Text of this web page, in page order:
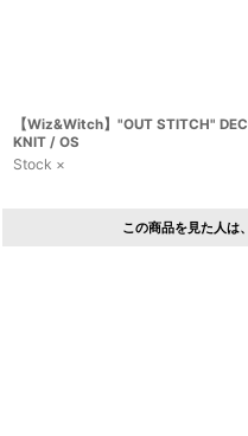
【Wiz&Witch】"OUT STITCH"
KNIT / OS
Stock ×
この商品を見た人は